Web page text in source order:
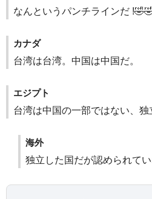
なんというパンチラインだ
カナダ
台湾は台湾。中国は中国だ。
エジプト
台湾は中国の一部ではない、
海外
独立した国だが認められてい